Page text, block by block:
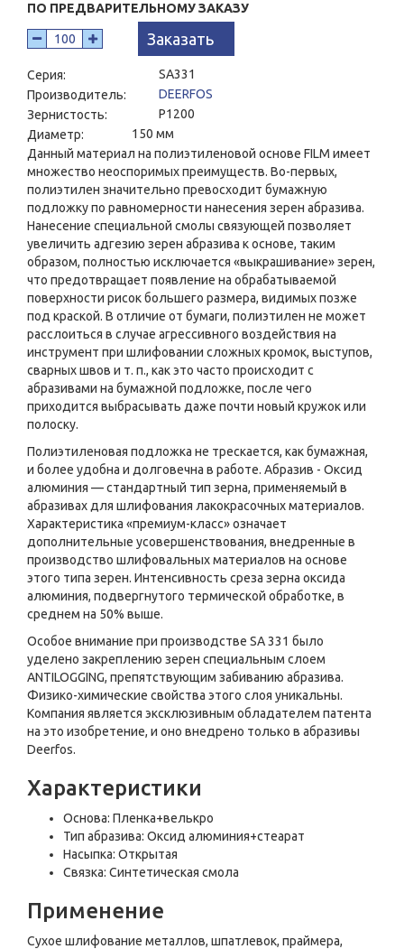
ПО ПРЕДВАРИТЕЛЬНОМУ ЗАКАЗУ
Заказать
Серия:
SА331
Производитель:
DEERFOS
Зернистость:
P1200
Диаметр:
150 мм
Данный материал на полиэтиленовой основе FILM имеет
множество неоспоримых преимуществ. Во-первых,
полиэтилен значительно превосходит бумажную
подложку по равномерности нанесения зерен абразива.
Нанесение специальной смолы связующей позволяет
увеличить адгезию зерен абразива к основе, таким
образом, полностью исключает­ся «выкрашивание» зерен,
что предотвращает появление на обрабатываемой
поверхности рисок большего размера, видимых позже
под краской. В отличие от бумаги, полиэтилен не может
расслоиться в случае агрессивного воздействия на
инструмент при шлифовании сложных кромок, выступов,
сварных швов и т. п., как это часто происходит с
абразивами на бумажной подложке, после чего
приходится выбрасывать даже почти новый кружок или
полоску.
Полиэтиленовая подложка не трескается, как бумажная,
и более удобна и долговечна в работе. Абразив - Оксид
алюминия — стандартный тип зерна, применяемый в
абразивах для шлифования лакокрасочных материалов.
Характеристика «премиум-класс» означает
дополнительные усовершенствования, внедренные в
произ­водство шлифовальных материалов на основе
этого типа зерен. Интенсивность среза зерна оксида
алюминия, подвергнутого термической обработке, в
среднем на 50% выше.
Особое внимание при производстве SA 331 было
уделено закреплению зерен специаль­ным слоем
ANTILOGGING, препятствующим забиванию абразива.
Физико-химические свойства этого слоя уникальны.
Компания является эксклюзивным обладателем патента
на это изобретение, и оно внедрено только в абразивы
Deerfos.
Характеристики
Основа: Пленка+велькро
Тип абразива: Оксид алюминия+стеарат
Насыпка: Открытая
Связка: Синтетическая смола
Применение
Сухое шлифование металлов, шпатлевок, праймера,